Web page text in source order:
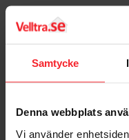
Samtycke
Denna webbplats
Vi använder